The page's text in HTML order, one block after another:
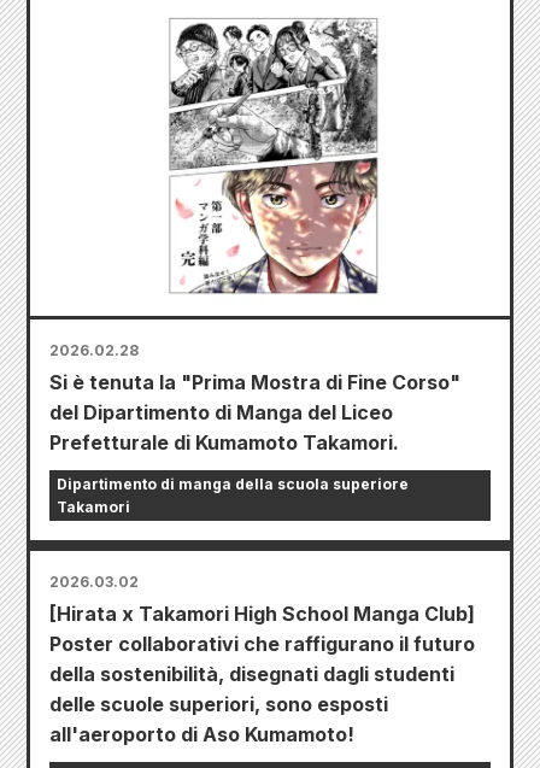
2026.02.28
Si è tenuta la "Prima Mostra di Fine Corso"
del Dipartimento di Manga del Liceo
Prefetturale di Kumamoto Takamori.
Dipartimento di manga della scuola superiore
Takamori
2026.03.02
[Hirata x Takamori High School Manga Club]
Poster collaborativi che raffigurano il futuro
della sostenibilità, disegnati dagli studenti
delle scuole superiori, sono esposti
all'aeroporto di Aso Kumamoto!